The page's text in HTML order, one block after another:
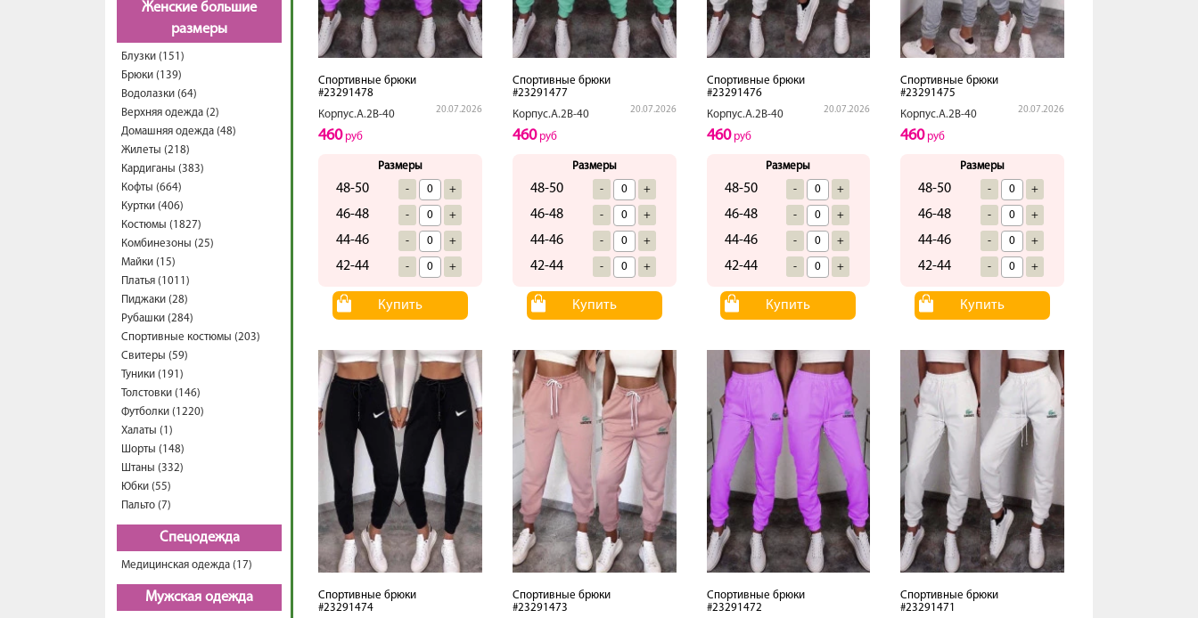
Женские большие
размеры
Блузки (151)
Брюки (139)
Водолазки (64)
Верхняя одежда (2)
Домашняя одежда (48)
Жилеты (218)
Кардиганы (383)
Кофты (664)
Куртки (406)
Костюмы (1827)
Комбинезоны (25)
Майки (15)
Платья (1011)
Пиджаки (28)
Рубашки (284)
Спортивные костюмы (203)
Свитеры (59)
Туники (191)
Толстовки (146)
Футболки (1220)
Халаты (1)
Шорты (148)
Штаны (332)
Юбки (55)
Пальто (7)
Спецодежда
Медицинская одежда (17)
Мужская одежда
Спортивные брюки
#23291478
Корпус.А.2В-40
20.07.2026
460руб
Размеры
48-50 - +
46-48 - +
44-46 - +
42-44 - +
Купить
Спортивные брюки
#23291477
Корпус.А.2В-40
20.07.2026
460руб
Размеры
48-50 - +
46-48 - +
44-46 - +
42-44 - +
Купить
Спортивные брюки
#23291476
Корпус.А.2В-40
20.07.2026
460руб
Размеры
48-50 - +
46-48 - +
44-46 - +
42-44 - +
Купить
Спортивные брюки
#23291475
Корпус.А.2В-40
20.07.2026
460руб
Размеры
48-50 - +
46-48 - +
44-46 - +
42-44 - +
Купить
Спортивные брюки
#23291474
Спортивные брюки
#23291473
Спортивные брюки
#23291472
Спортивные брюки
#23291471